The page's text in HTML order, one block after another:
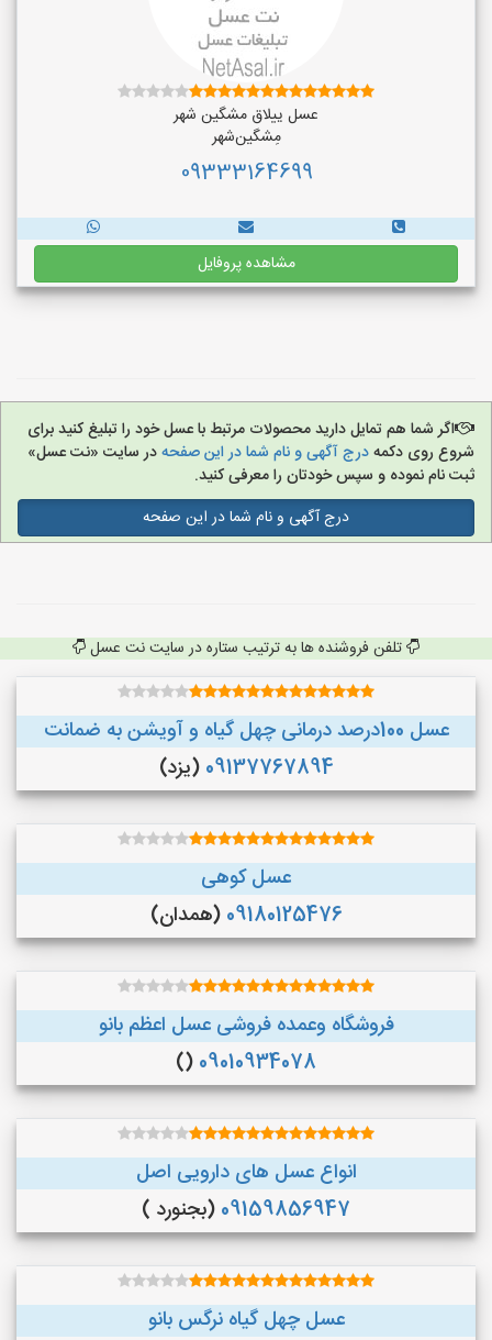
عسل ییلاق مشگین شهر
مِشگین‌شهر
09333164699
مشاهده پروفایل
اگر شما هم تمایل دارید محصولات مرتبط با عسل خود را تبلیغ کنید برای
شروع روی دکمهدرج آگهی و نام شما در این صفحهدر سایت «نت عسل»
ثبت نام نموده و سپس خودتان را معرفی کنید.
درج آگهی و نام شما در این صفحه
تلفن فروشنده ها به ترتیب ستاره در سایت نت عسل
عسل 100درصد درمانی چهل گیاه و آویشن به ضمانت
09137767894 (یزد)
عسل کوهی
09180125476 (همدان)
فروشگاه وعمده فروشی عسل اعظم بانو
09010934078
()
انواع عسل های دارویی اصل
09159856947 (بجنورد )
عسل چهل گیاه نرگس بانو